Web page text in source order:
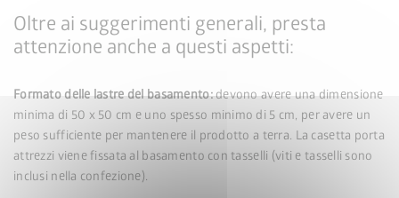
Oltre ai suggerimenti generali, presta
attenzione anche a questi aspetti:
Formato delle lastre del basamento:devono avere una dimensione
minima di 50 x 50 cm e uno spesso minimo di 5 cm, per avere un
peso sufficiente per mantenere il prodotto a terra. La casetta porta
attrezzi viene fissata al basamento con tasselli (viti e tasselli sono
inclusi nella confezione).